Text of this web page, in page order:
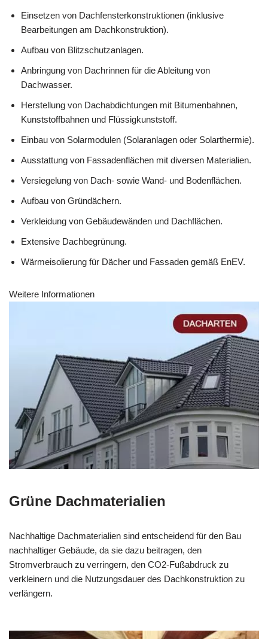
Einsetzen von Dachfensterkonstruktionen (inklusive
Bearbeitungen am Dachkonstruktion).
Aufbau von Blitzschutzanlagen.
Anbringung von Dachrinnen für die Ableitung von
Dachwasser.
Herstellung von Dachabdichtungen mit Bitumenbahnen,
Kunststoffbahnen und Flüssigkunststoff.
Einbau von Solarmodulen (Solaranlagen oder Solarthermie).
Ausstattung von Fassadenflächen mit diversen Materialien.
Versiegelung von Dach- sowie Wand- und Bodenflächen.
Aufbau von Gründächern.
Verkleidung von Gebäudewänden und Dachflächen.
Extensive Dachbegrünung.
Wärmeisolierung für Dächer und Fassaden gemäß EnEV.
Weitere Informationen
Grüne Dachmaterialien
Nachhaltige Dachmaterialien sind entscheidend für den Bau
nachhaltiger Gebäude, da sie dazu beitragen, den
Stromverbrauch zu verringern, den CO2-Fußabdruck zu
verkleinern und die Nutzungsdauer des Dachkonstruktion zu
verlängern.